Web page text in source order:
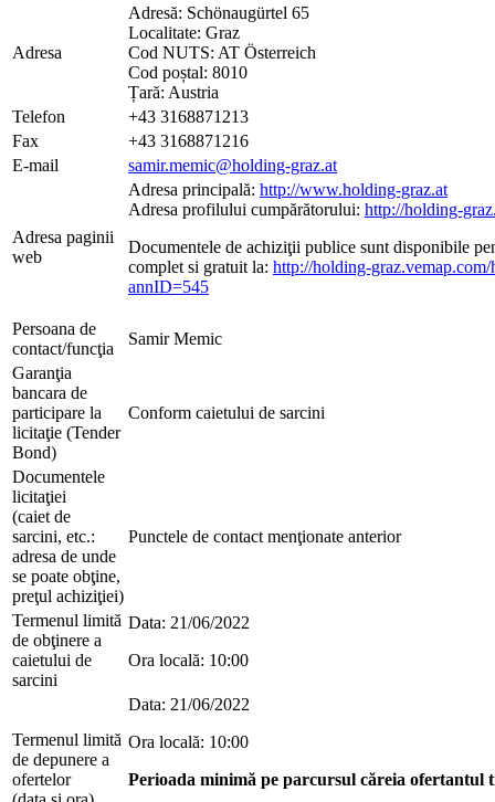
Adresa
Adresă: Schönaugürtel 65
Localitate: Graz
Cod NUTS: AT Österreich
Cod poștal: 8010
Țară: Austria
Telefon
+43 3168871213
Fax
+43 3168871216
E-mail
samir.memic@holding-graz.at
Adresa paginii
web
Adresa principală: http://www.holding-graz.at
Adresa profilului cumpărătorului: http://holding-
Documentele de achiziţii publice sunt disponibile
complet si gratuit la: http://holding-
annID=545
Persoana de
contact/funcţia
Samir Memic
Garanţia
bancara de
participare la
licitaţie (Tender
Bond)
Conform caietului de sarcini
Documentele
licitaţiei
(caiet de
sarcini, etc.:
adresa de unde
se poate obţine,
preţul achiziţiei)
Punctele de contact menţionate anterior
Termenul limită
de obţinere a
caietului de
sarcini
Data: 21/06/2022
Ora locală: 10:00
Termenul limită
de depunere a
ofertelor
Data: 21/06/2022
Ora locală: 10:00
Perioada minimă pe parcursul căreia ofertantul